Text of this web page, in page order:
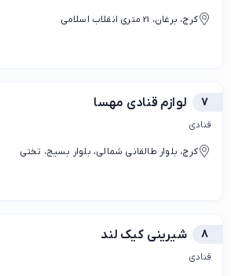
کرج، برغان، 21 متری انقلاب اسلامی
7 لوازم قنادی مهسا
قنادی
کرج، بلوار طالقانی شمالی، بلوار بسیج، تختی
8 شیرینی کیک لند
قنادی